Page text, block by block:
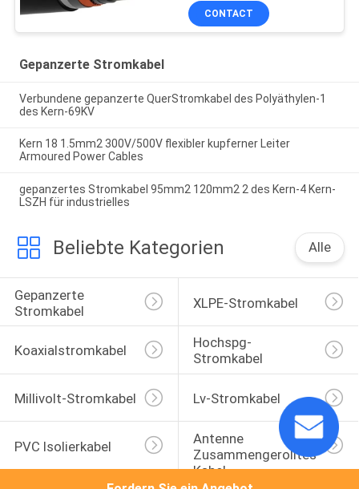
CONTACT
Gepanzerte Stromkabel
Verbundene gepanzerte QuerStromkabel des Polyäthylen-1
des Kern-69KV
Kern 18 1.5mm2 300V/500V flexibler kupferner Leiter
Armoured Power Cables
gepanzertes Stromkabel 95mm2 120mm2 2 des Kern-4 Kern-
LSZH für industrielles
Beliebte Kategorien Alle
Gepanzerte
Stromkabel
XLPE-Stromkabel
Koaxialstromkabel
Hochspg-
Stromkabel
Millivolt-Stromkabel Lv-Stromkabel
PVC Isolierkabel
Antenne
Zusammengerolltes
Kabel